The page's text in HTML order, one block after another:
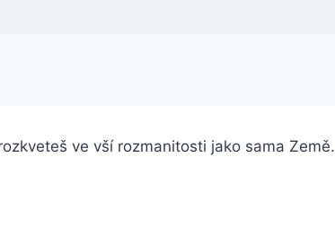
ve vší rozmanitosti jako sama Země.